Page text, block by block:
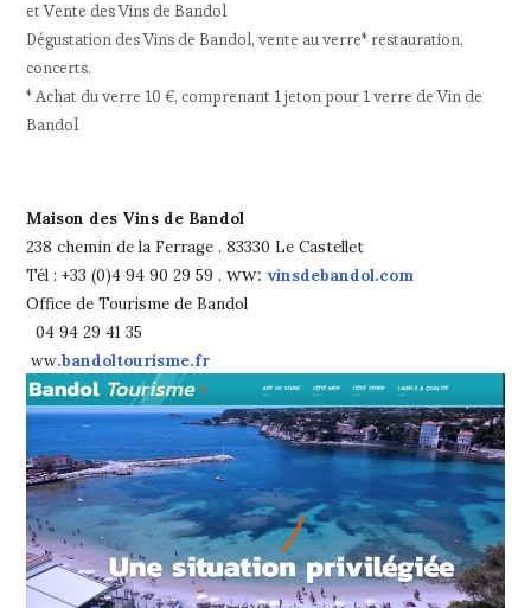
et Vente des Vins de Bandol
Dégustation des Vins de Bandol, vente au verre* restauration,
concerts.
* Achat du verre 10 €, comprenant 1 jeton pour 1 verre de Vin de
Bandol
Maison des Vins de Bandol
238 chemin de la Ferrage . 83330 Le Castellet
Tél : +33 (0)4 94 90 29 59 .ww: vinsdebandol.com
Office de Tourisme de Bandol
04 94 29 41 35
ww.bandoltourisme.fr